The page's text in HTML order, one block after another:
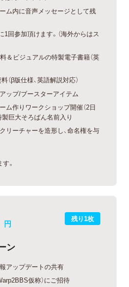
ム内に音声メッセージとして残
回参加頂けます。（海外からはス
＆ビジュアルの特製電子書籍（英
（β版仕様、英語解説対応）
ップ/ブースターアイテム
ム作りワークショップ開催（2日
製巨大そろばん名前入り
リーチャーを造形し、命名権を与
。
残り1枚
円
ン
アップデートの共有
仮称）にご招待